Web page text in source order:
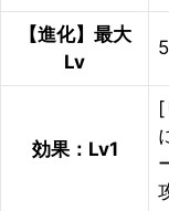
【進化】最大
Lv
5
効果：Lv1
[